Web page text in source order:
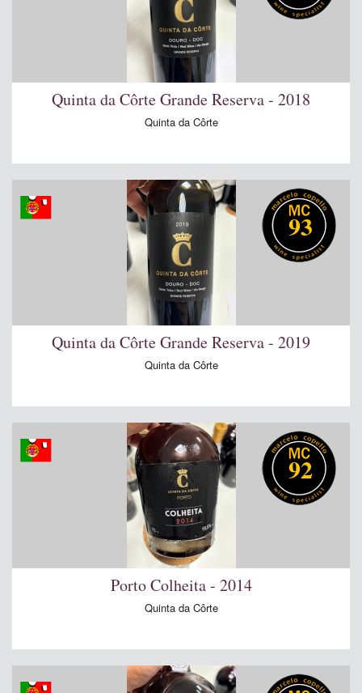
Quinta da Côrte Grande Reserva - 2018
Quinta da Côrte
93
Quinta da Côrte Grande Reserva - 2019
Quinta da Côrte
92
Porto Colheita - 2014
Quinta da Côrte